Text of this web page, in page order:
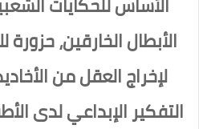
الأبطال الخارقين،
لإخراج العقل من
التفكير الإبداعي لدى